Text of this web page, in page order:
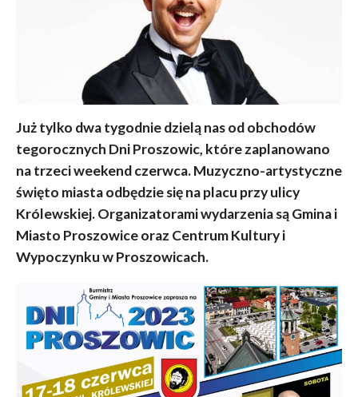
Już tylko dwa tygodnie dzielą nas od obchodów
tegorocznych Dni Proszowic, które zaplanowano
na trzeci weekend czerwca. Muzyczno-artystyczne
święto miasta odbędzie się na placu przy ulicy
Królewskiej. Organizatorami wydarzenia są Gmina i
Miasto Proszowice oraz Centrum Kultury i
Wypoczynku w Proszowicach.